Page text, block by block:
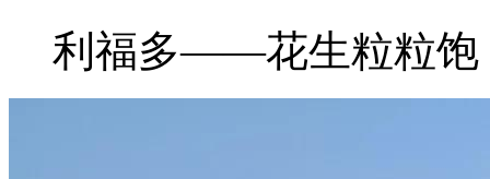
利福多——花生粒粒饱